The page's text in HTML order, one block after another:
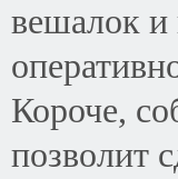
вешалок и
Короче,
позволит